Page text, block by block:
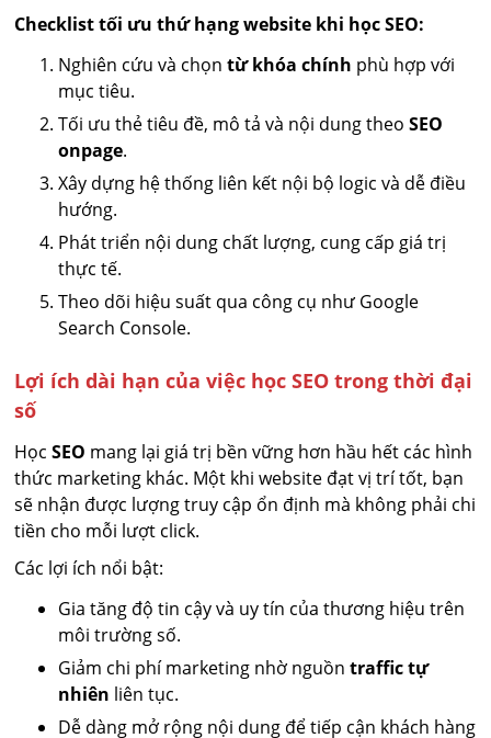
Checklist tối ưu thứ hạng website khi học SEO:
Nghiên cứu và chọntừ khóa chính phù hợp với
mục tiêu.
Tối ưu thẻ tiêu đề, mô tả và nội dung theoSEO
onpage.
Xây dựng hệ thống liên kết nội bộ logic và dễ điều
hướng.
Phát triển nội dung chất lượng, cung cấp giá trị
thực tế.
Theo dõi hiệu suất qua công cụ như Google
Search Console.
Lợi ích dài hạn của việc học SEO trong thời đại
số
HọcSEO mang lại giá trị bền vững hơn hầu hết các hình
thức marketing khác. Một khi website đạt vị trí tốt, bạn
sẽ nhận được lượng truy cập ổn định mà không phải chi
tiền cho mỗi lượt click.
Các lợi ích nổi bật:
Gia tăng độ tin cậy và uy tín của thương hiệu trên
môi trường số.
Giảm chi phí marketing nhờ nguồntraffic tự
nhiên liên tục.
Dễ dàng mở rộng nội dung để tiếp cận khách hàng